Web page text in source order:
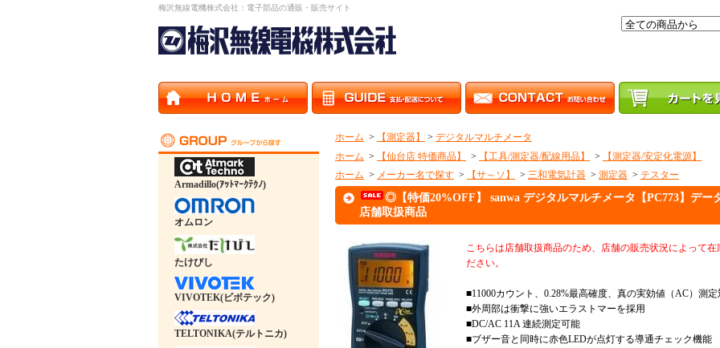
梅沢無線電機株式会社：電子部品の通販・販売サイト
Armadillo(ｱｯﾄﾏｰｸﾃｸﾉ)
オムロン
たけびし
VIVOTEK(ビボテック)
TELTONIKA(テルトニカ)
ホーム > 【測定器】 > デジタルマルチメータ
ホーム > 【仙台店 特価商品】 > 【工具/測定器/配線用品】 >
【測定器/安定化電源】
ホーム > メーカー名で探す > 【サ～ソ】 > 三和電気計器 > 測定器 > テスター
◎【特価20%OFF】 sanwa デジタルマルチメータ【PC773】デ
店舗取扱商品
こちらは店舗取扱商品のため、店舗の販売状況によって
ださい。
■11000カウント、0.28%最高確度、真の実効値（AC）測定
■外周部は衝撃に強いエラストマーを採用
■DC/AC 11A 連続測定可能
■ブザー音と同時に赤色LEDが点灯する導通チェック機能